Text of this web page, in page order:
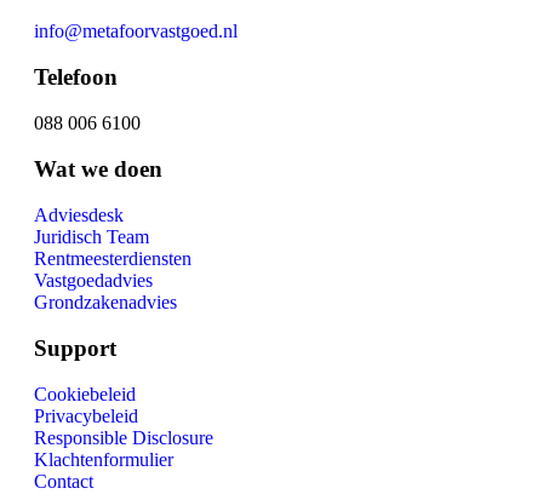
info@metafoorvastgoed.nl
Telefoon
088 006 6100
Wat we doen
Adviesdesk
Juridisch Team
Rentmeesterdiensten
Vastgoedadvies
Grondzakenadvies
Support
Cookiebeleid
Privacybeleid
Responsible Disclosure
Klachtenformulier
Contact